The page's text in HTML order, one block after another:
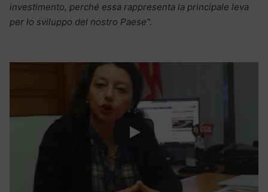
investimento, perché essa rappresenta la principale leva
per lo sviluppo del nostro Paese”.